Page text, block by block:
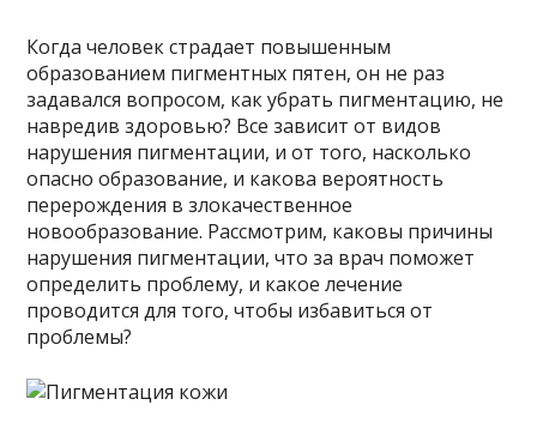
Когда человек страдает повышенным
образованием пигментных пятен, он не раз
задавался вопросом, как убрать пигментацию, не
навредив здоровью? Все зависит от видов
нарушения пигментации, и от того, насколько
опасно образование, и какова вероятность
перерождения в злокачественное
новообразование. Рассмотрим, каковы причины
нарушения пигментации, что за врач поможет
определить проблему, и какое лечение
проводится для того, чтобы избавиться от
проблемы?